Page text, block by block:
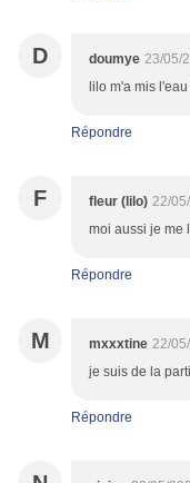
D doumye 23/05/
lilo m'a mis
Répondre
F fleur (lilo) 22/
moi aussi je me
Répondre
M mxxxtine 22/
je suis de la
Répondre